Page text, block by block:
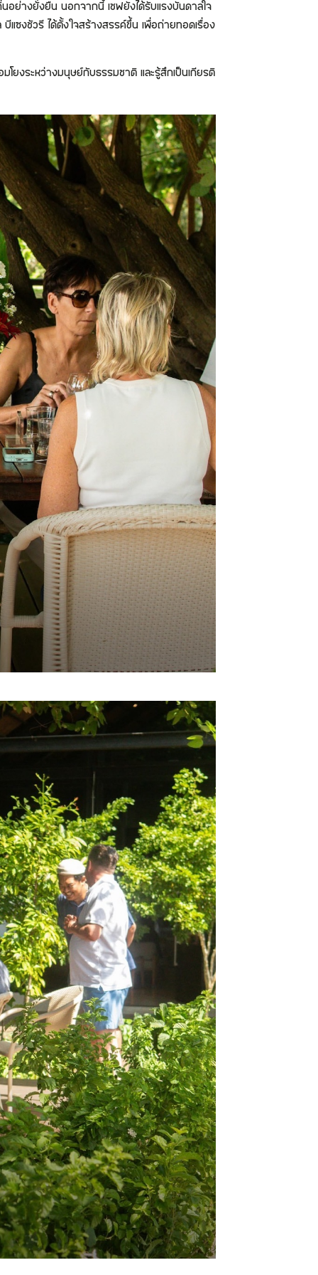
อย่างยั่งยืน นอกจากนี้ เชฟยังได้รับแรงบันดาลใจ
ซงชัวรี ได้ตั้งใจสร้างสรรค์ขึ้น เพื่อถ่ายทอดเรื่อง
ยงระหว่างมนุษย์กับธรรมชาติ และรู้สึกเป็นเกียรติ